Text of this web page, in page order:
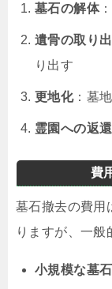
墓石の解体
遺骨の取り
り出す
更地化：墓
霊園への返還
費
墓石撤去の費用
りますが、一般
小規模な墓石